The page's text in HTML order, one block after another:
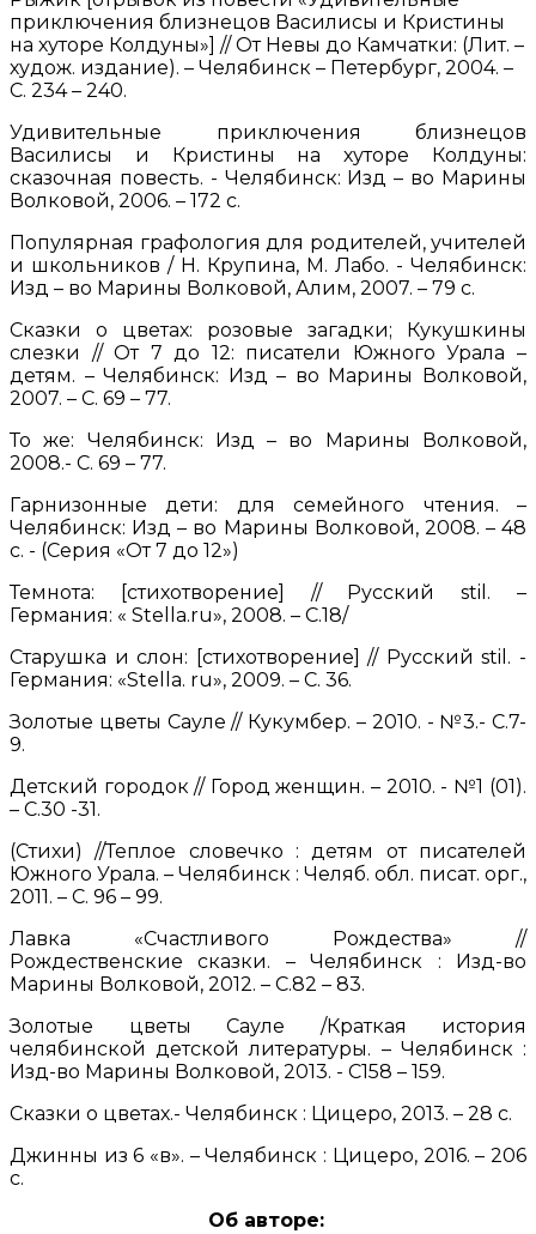
приключения близнецов Василисы и Кристины
на хуторе Колдуны»] // От Невы до Камчатки: (Лит. –
худож. издание). – Челябинск – Петербург, 2004. –
С. 234 – 240.
Удивительные приключения близнецов
Василисы и Кристины на хуторе Колдуны:
сказочная повесть. - Челябинск: Изд – во Марины
Волковой, 2006. – 172 с.
Популярная графология для родителей, учителей
и школьников / Н. Крупина, М. Лабо. - Челябинск:
Изд – во Марины Волковой, Алим, 2007. – 79 с.
Сказки о цветах: розовые загадки; Кукушкины
слезки // От 7 до 12: писатели Южного Урала –
детям. – Челябинск: Изд – во Марины Волковой,
2007. – С. 69 – 77.
То же: Челябинск: Изд – во Марины Волковой,
2008.- С. 69 – 77.
Гарнизонные дети: для семейного чтения. –
Челябинск: Изд – во Марины Волковой, 2008. – 48
с. - (Серия «От 7 до 12»)
Темнота: [стихотворение] // Русский stil. –
Германия: « Stella.ru», 2008. – С.18/
Старушка и слон: [стихотворение] // Русский stil. -
Германия: «Stella. ru», 2009. – С. 36.
Золотые цветы Сауле // Кукумбер. – 2010. - №3.- С.7-
9.
Детский городок // Город женщин. – 2010. - №1 (01).
– С.30 -31.
(Стихи) //Теплое словечко : детям от писателей
Южного Урала. – Челябинск : Челяб. обл. писат. орг.,
2011. – С. 96 – 99.
Лавка «Счастливого Рождества» //
Рождественские сказки. – Челябинск : Изд-во
Марины Волковой, 2012. – С.82 – 83.
Золотые цветы Сауле /Краткая история
челябинской детской литературы. – Челябинск :
Изд-во Марины Волковой, 2013. - С158 – 159.
Сказки о цветах.- Челябинск : Цицеро, 2013. – 28 с.
Джинны из 6 «в». – Челябинск : Цицеро, 2016. – 206
с.
Об авторе: